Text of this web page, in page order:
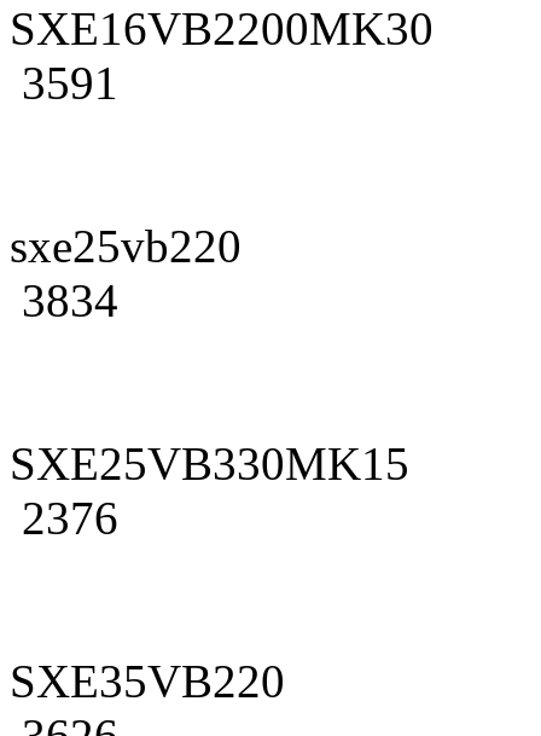
SXE16VB2200MK30
3591
sxe25vb220
3834
SXE25VB330MK15
2376
SXE35VB220